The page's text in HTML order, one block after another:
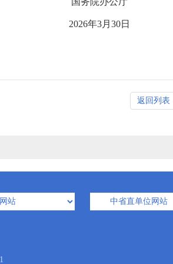
2026年3月30日
返回列表